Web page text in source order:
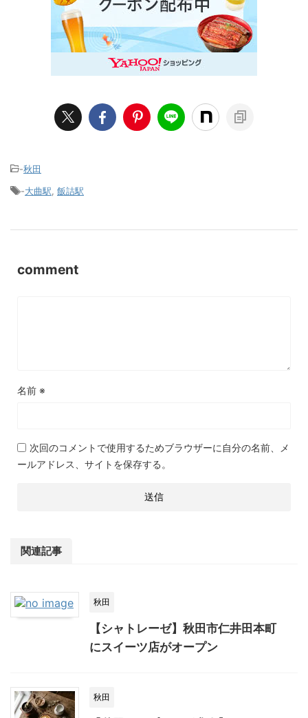
-秋田
-大曲駅, 飯詰駅
comment
名前 ※
次回のコメントで使用するためブラウザーに自分の名前、メ
ールアドレス、サイトを保存する。
関連記事
秋田
【シャトレーゼ】秋田市仁井田本町
にスイーツ店がオープン
秋田